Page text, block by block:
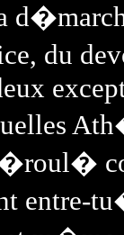
du
entre-